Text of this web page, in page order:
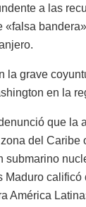
a las
«falsa
la grave
en la
que la
del Caribe
submarino
Maduro calificó
América